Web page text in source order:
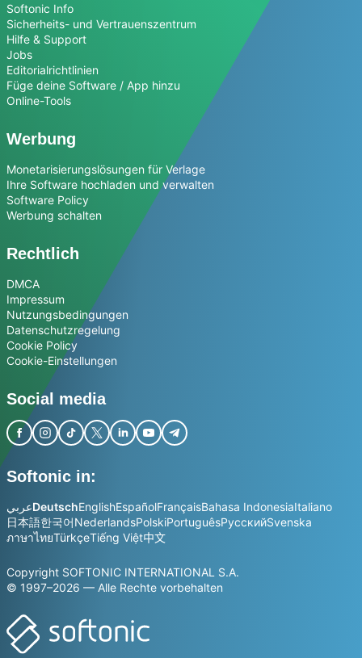
Softonic Info
Sicherheits- und Vertrauenszentrum
Hilfe & Support
Jobs
Editorialrichtlinien
Füge deine Software / App hinzu
Online-Tools
Werbung
Monetarisierungslösungen für Verlage
Ihre Software hochladen und verwalten
Software Policy
Werbung schalten
Rechtlich
DMCA
Impressum
Nutzungsbedingungen
Datenschutzregelung
Cookie Policy
Cookie-Einstellungen
Social media
Softonic in:
عربيDeutschEnglishEspañolFrançaisBahasa IndonesiaItaliano
日本語한국어NederlandsPolskiPortuguêsРусскийSvenska
ภาษาไทยTürkçeTiếng Việt中文
Copyright SOFTONIC INTERNATIONAL S.A.
© 1997–2026 — Alle Rechte vorbehalten